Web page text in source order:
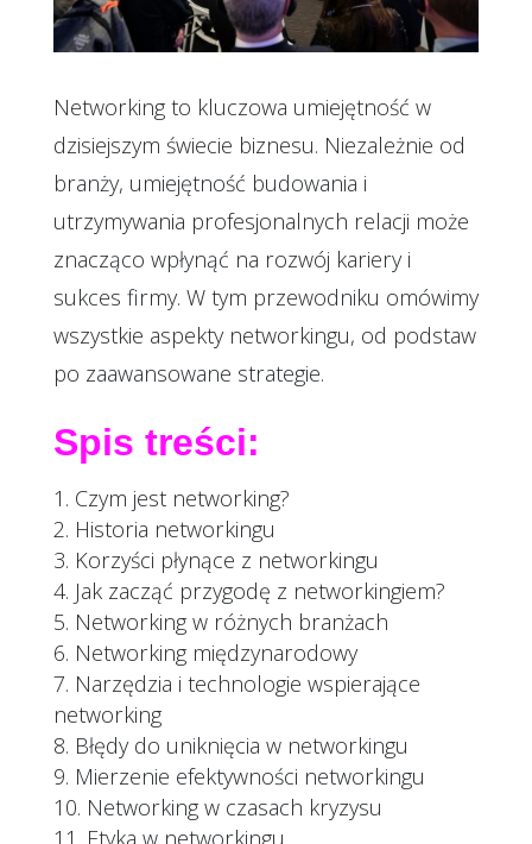
Networking to kluczowa umiejętność w
dzisiejszym świecie biznesu. Niezależnie od
branży, umiejętność budowania i
utrzymywania profesjonalnych relacji może
znacząco wpłynąć na rozwój kariery i
sukces firmy. W tym przewodniku omówimy
wszystkie aspekty networkingu, od podstaw
po zaawansowane strategie.
Spis treści:
Czym jest networking?
Historia networkingu
Korzyści płynące z networkingu
Jak zacząć przygodę z networkingiem?
Networking w różnych branżach
Networking międzynarodowy
Narzędzia i technologie wspierające
networking
Błędy do uniknięcia w networkingu
Mierzenie efektywności networkingu
Networking w czasach kryzysu
Etyka w networkingu